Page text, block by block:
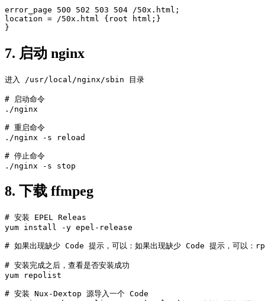
error_page 500 502 503 504 /50x.html;
location = /50x.html {root html;}
}
7. 启动 nginx
进入 /usr/local/nginx/sbin 目录
# 启动命令
./nginx
# 重启命令
./nginx -s reload
# 停止命令
./nginx -s stop
8. 下载 ffmpeg
# 安装 EPEL Releas
yum install -y epel-release
# 如果出现缺少 Code 提示，可以：如果出现缺少 Code 提示，可
# 安装完成之后，查看是否安装成功
yum repolist
# 安装 Nux-Dextop 源导入一个 Code